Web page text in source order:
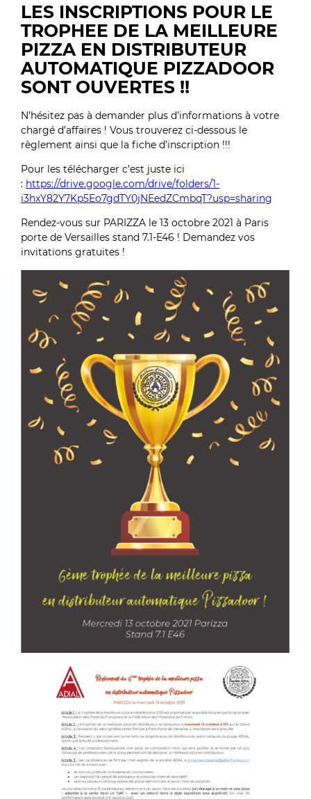
LES INSCRIPTIONS POUR LE
TROPHEE DE LA MEILLEURE
PIZZA EN DISTRIBUTEUR
AUTOMATIQUE PIZZADOOR
SONT OUVERTES !!
N’hésitez pas à demander plus d’informations à votre
chargé d’affaires ! Vous trouverez ci-dessous le
règlement ainsi que la fiche d’inscription !!!
Pour les télécharger c’est juste ici
: https://drive.google.com/drive/folders/1-
i3hxY82Y7Kp5Eo7gdTY0jNEedZCmbqT?usp=sharing
Rendez-vous sur PARIZZA le 13 octobre 2021 à Paris
porte de Versailles stand 7.1-E46 ! Demandez vos
invitations gratuites !